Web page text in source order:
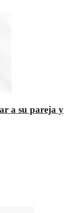
a su pareja y